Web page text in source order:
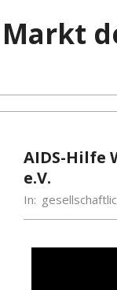
Markt
AIDS-Hilfe
e.V.
In: